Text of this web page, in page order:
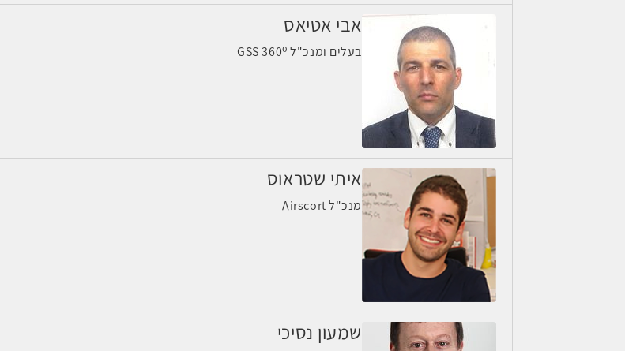
אבי אטיאס
בעלים ומנכ"ל GSS 360⁰
איתי שטראוס
מנכ"ל Airscort
שמעון נסיכי